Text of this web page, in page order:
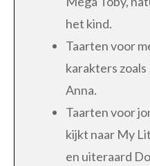
het kind.
Taarten voor
karakters
Anna.
Taarten voor
kijkt naar My
en uiteraard